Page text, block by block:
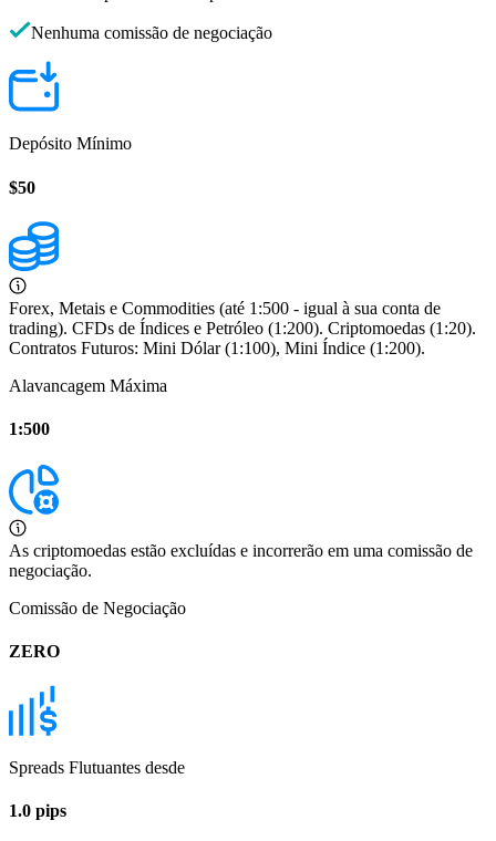
Nenhuma comissão de negociação
Depósito Mínimo
$50
Forex, Metais e Commodities (até 1:500 - igual à sua conta de
trading). CFDs de Índices e Petróleo (1:200). Criptomoedas (1:20).
Contratos Futuros: Mini Dólar (1:100), Mini Índice (1:200).
Alavancagem Máxima
1:500
As criptomoedas estão excluídas e incorrerão em uma comissão de
negociação.
Comissão de Negociação
ZERO
Spreads Flutuantes desde
1.0 pips